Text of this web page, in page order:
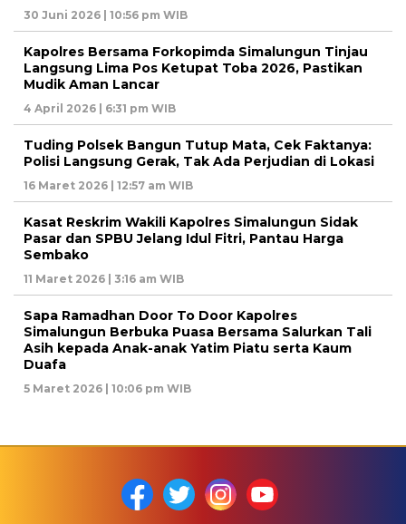
30 Juni 2026 | 10:56 pm WIB
Kapolres Bersama Forkopimda Simalungun Tinjau
Langsung Lima Pos Ketupat Toba 2026, Pastikan
Mudik Aman Lancar
4 April 2026 | 6:31 pm WIB
Tuding Polsek Bangun Tutup Mata, Cek Faktanya:
Polisi Langsung Gerak, Tak Ada Perjudian di Lokasi
16 Maret 2026 | 12:57 am WIB
Kasat Reskrim Wakili Kapolres Simalungun Sidak
Pasar dan SPBU Jelang Idul Fitri, Pantau Harga
Sembako
11 Maret 2026 | 3:16 am WIB
Sapa Ramadhan Door To Door Kapolres
Simalungun Berbuka Puasa Bersama Salurkan Tali
Asih kepada Anak-anak Yatim Piatu serta Kaum
Duafa
5 Maret 2026 | 10:06 pm WIB